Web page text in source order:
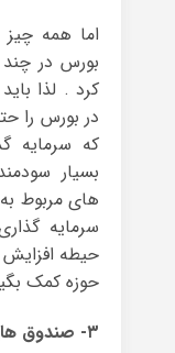
اما همه
بورس در چند
کرد . لذا
در بورس را
که سرمایه
بسیار
های مربوط
سرمایه
حیطه افزایش
حوزه کمک
۳- صندوق های درآمد ثابت و سهامی